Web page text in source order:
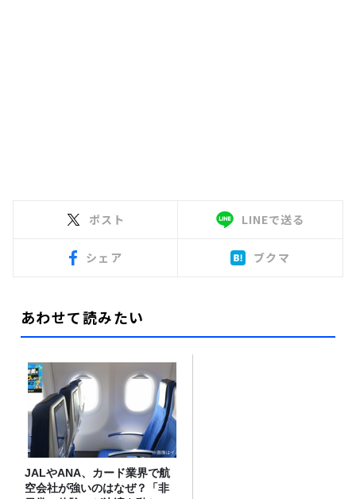
ポスト LINEで送る
シェア ブクマ
あわせて読みたい
JALやANA、カード業界で航
空会社が強いのはなぜ？「非